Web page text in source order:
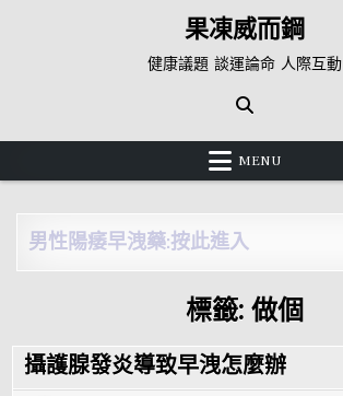
果凍威而鋼
健康議題 談運論命 人際互動
MENU
男性陽痿早洩藥:按此進入
標籤: 做個
攝護腺發炎導致早洩怎麼辦